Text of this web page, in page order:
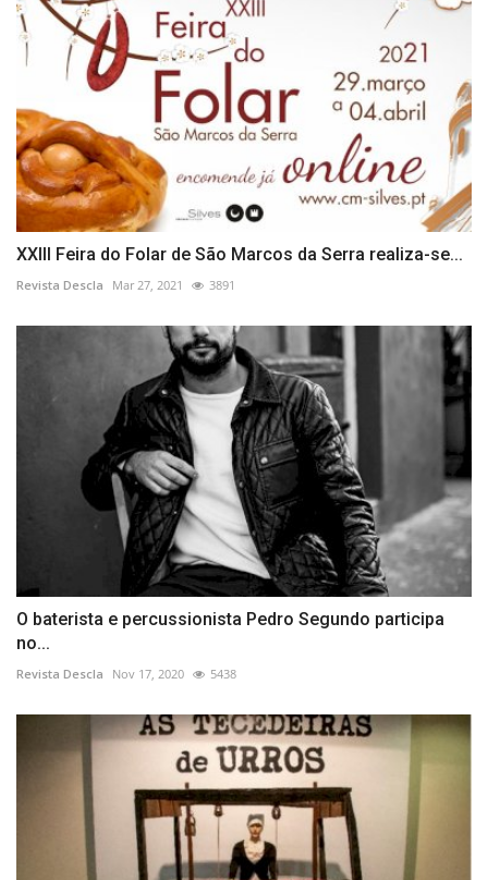
XXIII Feira do Folar de São Marcos da Serra realiza-se...
Revista Descla Mar 27, 2021 3891
O baterista e percussionista Pedro Segundo participa
no...
Revista Descla Nov 17, 2020 5438